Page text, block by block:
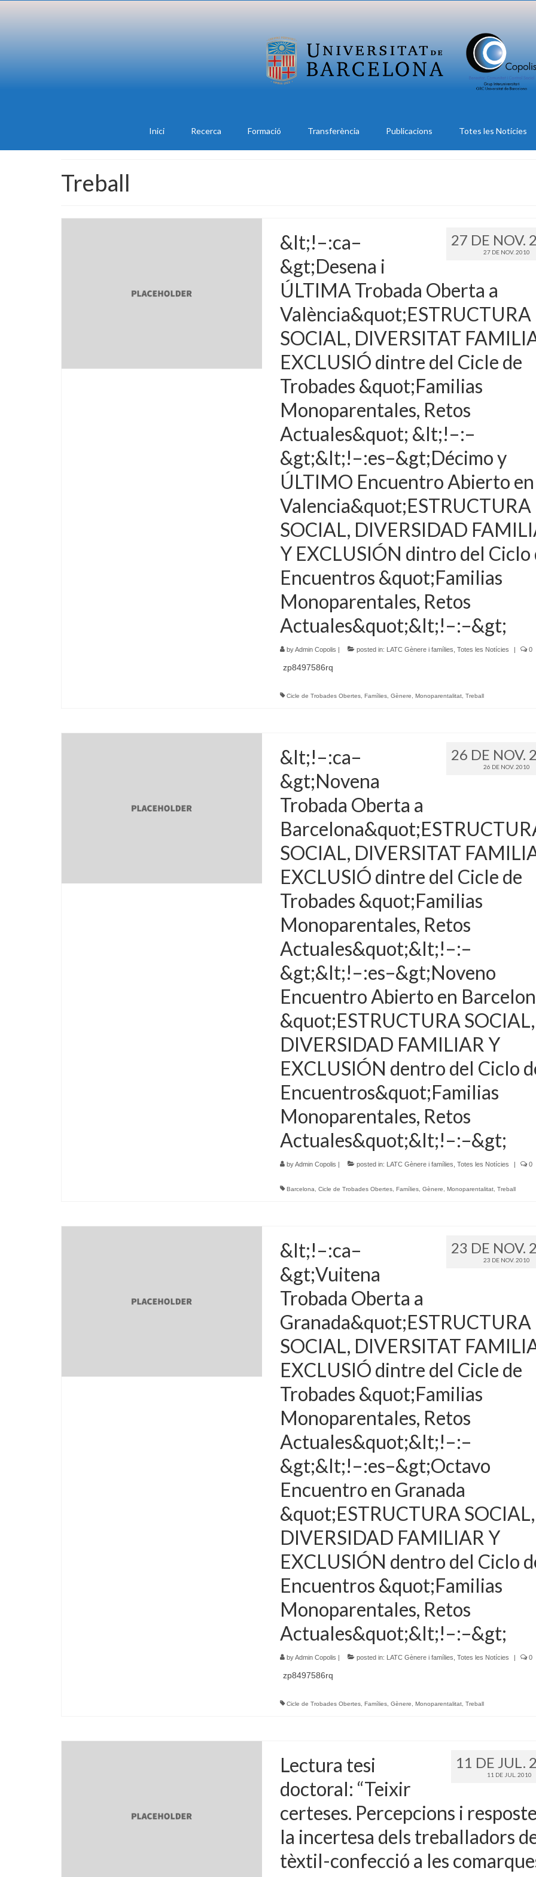
Inici Recerca Formació Transferència Publicacions Totes les Notícies
Treball
27 DE NOV.
27 DE NOV. 2010
&lt;!–:ca–
&gt;Desena i
ÚLTIMA Trobada Oberta a
València&quot;ESTRUCTURA
SOCIAL, DIVERSITAT
EXCLUSIÓ dintre del Cicle de
Trobades &quot;Familias
Monoparentales, Retos
Actuales&quot; &lt;!–:–
&gt;&lt;!–:es–&gt;Décimo y
ÚLTIMO Encuentro Abierto en
Valencia&quot;ESTRUCTURA
SOCIAL, DIVERSIDAD
Y EXCLUSIÓN dintro del Ciclo
Encuentros &quot;Familias
Monoparentales, Retos
Actuales&quot;&lt;!–:–&gt;
byAdmin Copolis | posted in: LATC Gènere i famílies Totes les Notícies | 0
zp8497586rq
Cicle de Trobades Obertes, Famílies, Gènere Monoparentalitat, Treball
26 DE NOV.
26 DE NOV. 2010
&lt;!–:ca–
&gt;Novena
Trobada Oberta a
SOCIAL, DIVERSITAT
EXCLUSIÓ dintre del Cicle de
Trobades &quot;Familias
Monoparentales, Retos
Actuales&quot;&lt;!–:–
&gt;&lt;!–:es–&gt;Noveno
Encuentro Abierto en
&quot;ESTRUCTURA SOCIAL,
DIVERSIDAD FAMILIAR Y
EXCLUSIÓN dentro del Ciclo
Encuentros&quot;Familias
Monoparentales, Retos
Actuales&quot;&lt;!–:–&gt;
byAdmin Copolis | posted in: LATC Gènere i famílies Totes les Notícies | 0
Barcelona Cicle de Trobades Obertes, Famílies, Gènere Monoparentalitat, Treball
23 DE NOV.
23 DE NOV. 2010
&lt;!–:ca–
&gt;Vuitena
Trobada Oberta a
Granada&quot;ESTRUCTURA
SOCIAL, DIVERSITAT
EXCLUSIÓ dintre del Cicle de
Trobades &quot;Familias
Monoparentales, Retos
Actuales&quot;&lt;!–:–
&gt;&lt;!–:es–&gt;Octavo
Encuentro en Granada
&quot;ESTRUCTURA SOCIAL,
DIVERSIDAD FAMILIAR Y
EXCLUSIÓN dentro del Ciclo
Encuentros &quot;Familias
Monoparentales, Retos
Actuales&quot;&lt;!–:–&gt;
byAdmin Copolis | posted in: LATC Gènere i famílies Totes les Notícies | 0
zp8497586rq
Cicle de Trobades Obertes, Famílies, Gènere Monoparentalitat, Treball
11 DE JUL.
11 DE JUL. 2010
Lectura tesi
doctoral: “Teixir
certeses. Percepcions i
la incertesa dels treballadors
tèxtil-confecció a les